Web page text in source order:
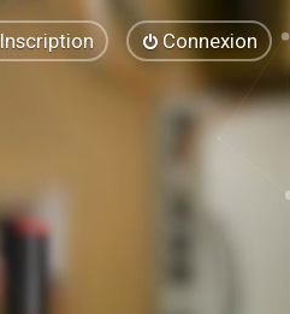
Connexion
Inscription